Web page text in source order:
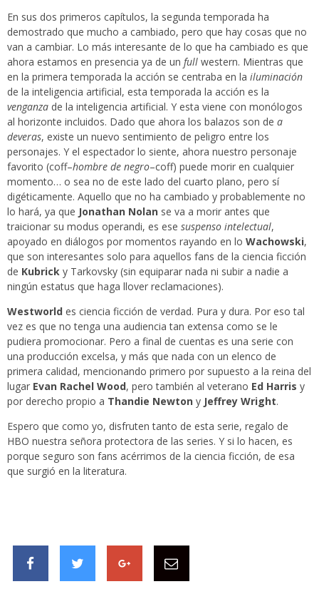
En sus dos primeros capítulos, la segunda temporada ha
demostrado que mucho a cambiado, pero que hay cosas que no
van a cambiar. Lo más interesante de lo que ha cambiado es que
ahora estamos en presencia ya de un full western. Mientras que
en la primera temporada la acción se centraba en la iluminación
de la inteligencia artificial, esta temporada la acción es la
venganza de la inteligencia artificial. Y esta viene con monólogos
al horizonte incluidos. Dado que ahora los balazos son de a
deveras, existe un nuevo sentimiento de peligro entre los
personajes. Y el espectador lo siente, ahora nuestro personaje
favorito (coff–hombre de negro–coff) puede morir en cualquier
momento… o sea no de este lado del cuarto plano, pero sí
digéticamente. Aquello que no ha cambiado y probablemente no
lo hará, ya que Jonathan Nolan se va a morir antes que
traicionar su modus operandi, es ese suspenso intelectual,
apoyado en diálogos por momentos rayando en lo Wachowski,
que son interesantes solo para aquellos fans de la ciencia ficción
de Kubrick y Tarkovsky (sin equiparar nada ni subir a nadie a
ningún estatus que haga llover reclamaciones).
Westworld es ciencia ficción de verdad. Pura y dura. Por eso tal
vez es que no tenga una audiencia tan extensa como se le
pudiera promocionar. Pero a final de cuentas es una serie con
una producción excelsa, y más que nada con un elenco de
primera calidad, mencionando primero por supuesto a la reina del
lugar Evan Rachel Wood, pero también al veterano Ed Harris y
por derecho propio a Thandie Newton y Jeffrey Wright.
Espero que como yo, disfruten tanto de esta serie, regalo de
HBO nuestra señora protectora de las series. Y si lo hacen, es
porque seguro son fans acérrimos de la ciencia ficción, de esa
que surgió en la literatura.